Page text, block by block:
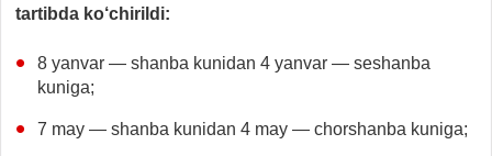
tartibda ko‘chirildi:
8 yanvar — shanba kunidan 4 yanvar — seshanba
kuniga;
7 may — shanba kunidan 4 may — chorshanba kuniga;